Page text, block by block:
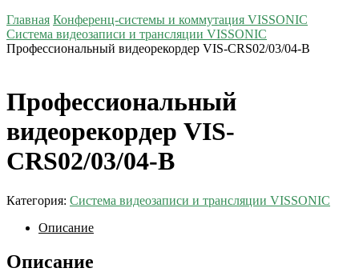
Главная Конференц-системы и коммутация VISSONIC
Система видеозаписи и трансляции VISSONIC
Профессиональный видеорекордер VIS-CRS02/03/04-B
Профессиональный
видеорекордер VIS-
CRS02/03/04-B
Категория: Система видеозаписи и трансляции VISSONIC
Описание
Описание